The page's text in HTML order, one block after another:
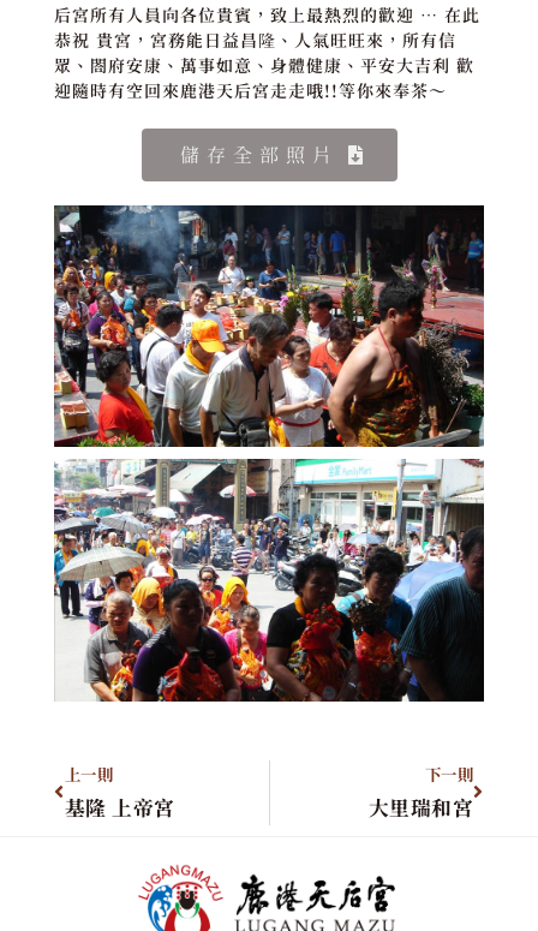
后宮所有人員向各位貴賓，致上最熱烈的歡迎 … 在此
恭祝 貴宮，宮務能日益昌隆、人氣旺旺來，所有信
眾、閤府安康、萬事如意、身體健康、平安大吉利 歡
迎隨時有空回來鹿港天后宮走走哦!!等你來奉茶～
儲存全部照片
上一則
基隆 上帝宮
下一則
大里瑞和宮